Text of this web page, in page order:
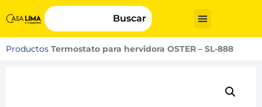
Buscar
Productos Termostato para hervidora OSTER – SL-888